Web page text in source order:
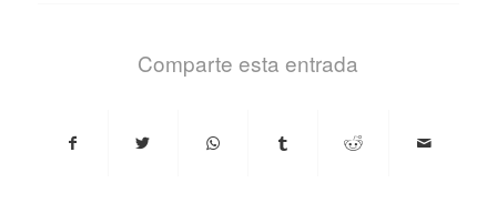
Comparte esta entrada